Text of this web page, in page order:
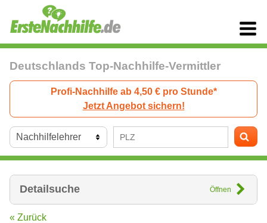
Deutschlands Top-Nachhilfe-Vermittler
Profi-Nachhilfe ab 4,50 € pro Stunde*
Jetzt Angebot sichern!
Detailsuche Öffnen
« Zurück